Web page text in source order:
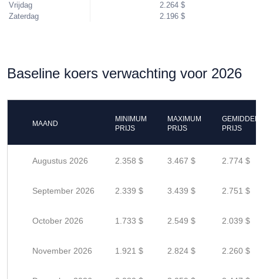
Vrijdag
Zaterdag
2.264 $
2.196 $
Baseline koers verwachting voor 2026
MAAND
MINIMUM
PRIJS
MAXIMUM
PRIJS
PRIJS
Augustus 2026 2.358 $ 3.467 $ 2.774 $
September 2026 2.339 $ 3.439 $ 2.751 $
October 2026 1.733 $ 2.549 $ 2.039 $
November 2026 1.921 $ 2.824 $ 2.260 $